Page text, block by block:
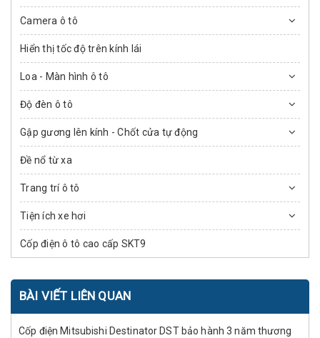
Camera ô tô
Hiển thị tốc độ trên kính lái
Loa - Màn hình ô tô
Độ đèn ô tô
Gập gương lên kính - Chốt cửa tự động
Đề nổ từ xa
Trang trí ô tô
Tiện ích xe hơi
Cốp điện ô tô cao cấp SKT9
BÀI VIẾT LIÊN QUAN
Cốp điện Mitsubishi Destinator DST bảo hành 3 năm thương